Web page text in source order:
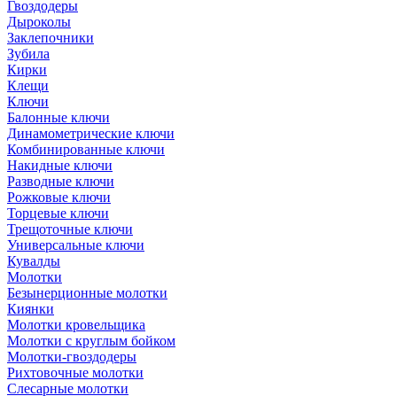
Гвоздодеры
Дыроколы
Заклепочники
Зубила
Кирки
Клещи
Ключи
Балонные ключи
Динамометрические ключи
Комбинированные ключи
Накидные ключи
Разводные ключи
Рожковые ключи
Торцевые ключи
Трещоточные ключи
Универсальные ключи
Кувалды
Молотки
Безынерционные молотки
Киянки
Молотки кровельщика
Молотки с круглым бойком
Молотки-гвоздодеры
Рихтовочные молотки
Слесарные молотки